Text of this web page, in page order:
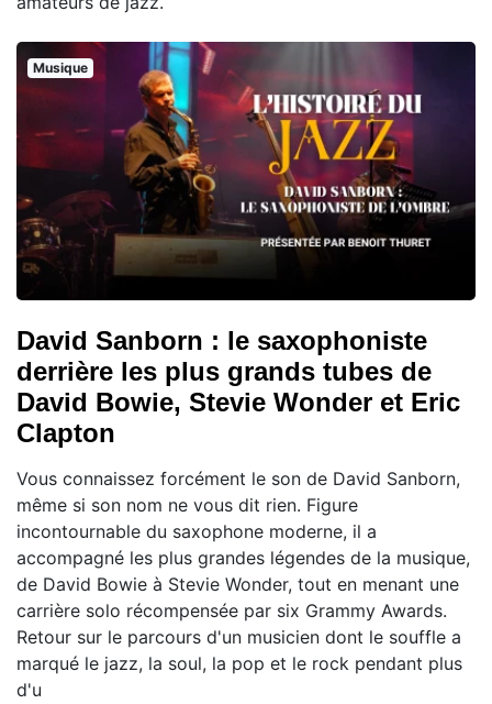
Musique
David Sanborn : le saxophoniste
derrière les plus grands tubes de
David Bowie, Stevie Wonder et Eric
Clapton
Vous connaissez forcément le son de David Sanborn,
même si son nom ne vous dit rien. Figure
incontournable du saxophone moderne, il a
accompagné les plus grandes légendes de la musique,
de David Bowie à Stevie Wonder, tout en menant une
carrière solo récompensée par six Grammy Awards.
Retour sur le parcours d'un musicien dont le souffle a
marqué le jazz, la soul, la pop et le rock pendant plus
d'u